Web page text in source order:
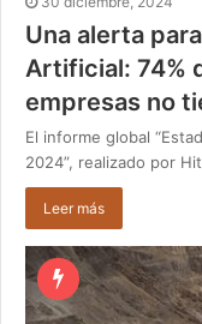
Una alerta
Artificial: 74%
empresas no
El informe global
2024”, realizado por
Leer más